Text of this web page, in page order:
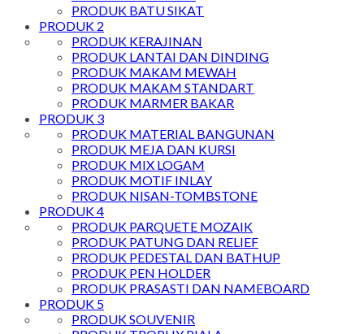
PRODUK BATU SIKAT
PRODUK 2
PRODUK KERAJINAN
PRODUK LANTAI DAN DINDING
PRODUK MAKAM MEWAH
PRODUK MAKAM STANDART
PRODUK MARMER BAKAR
PRODUK 3
PRODUK MATERIAL BANGUNAN
PRODUK MEJA DAN KURSI
PRODUK MIX LOGAM
PRODUK MOTIF INLAY
PRODUK NISAN-TOMBSTONE
PRODUK 4
PRODUK PARQUETE MOZAIK
PRODUK PATUNG DAN RELIEF
PRODUK PEDESTAL DAN BATHUP
PRODUK PEN HOLDER
PRODUK PRASASTI DAN NAMEBOARD
PRODUK 5
PRODUK SOUVENIR